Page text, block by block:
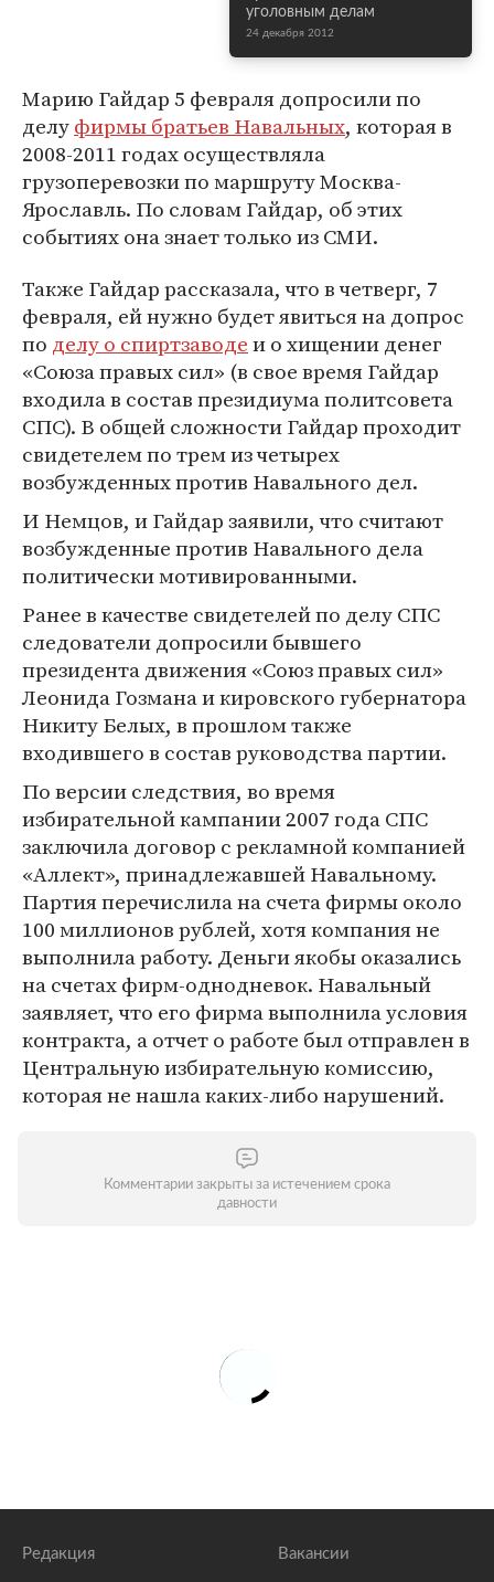
уголовным делам
24 декабря 2012
Марию Гайдар 5 февраля допросили по
делуфирмы братьев Навальных, которая в
2008-2011 годах осуществляла
грузоперевозки по маршруту Москва-
Ярославль. По словам Гайдар, об этих
событиях она знает только из СМИ.
Также Гайдар рассказала, что в четверг, 7
февраля, ей нужно будет явиться на допрос
по делу о спиртзаводеи о хищении денег
«Союза правых сил» (в свое время Гайдар
входила в состав президиума политсовета
СПС). В общей сложности Гайдар проходит
свидетелем по трем из четырех
возбужденных против Навального дел.
И Немцов, и Гайдар заявили, что считают
возбужденные против Навального дела
политически мотивированными.
Ранее в качестве свидетелей по делу СПС
следователи допросили бывшего
президента движения «Союз правых сил»
Леонида Гозмана и кировского губернатора
Никиту Белых, в прошлом также
входившего в состав руководства партии.
По версии следствия, во время
избирательной кампании 2007 года СПС
заключила договор с рекламной компанией
«Аллект», принадлежавшей Навальному.
Партия перечислила на счета фирмы около
100 миллионов рублей, хотя компания не
выполнила работу. Деньги якобы оказались
на счетах фирм-однодневок. Навальный
заявляет, что его фирма выполнила условия
контракта, а отчет о работе был отправлен в
Центральную избирательную комиссию,
которая не нашла каких-либо нарушений.
Комментарии закрыты за истечением срока
давности
Редакция Вакансии